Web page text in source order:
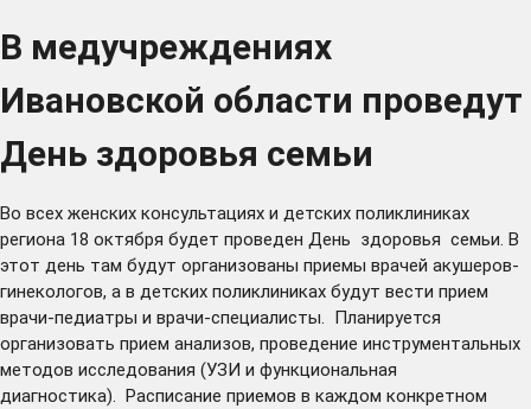
В медучреждениях
Ивановской области проведут
День здоровья семьи
Во всех женских консультациях и детских поликлиниках
региона 18 октября будет проведен День здоровья семьи. В
этот день там будут организованы приемы врачей акушеров-
гинекологов, а в детских поликлиниках будут вести прием
врачи-педиатры и врачи-специалисты. Планируется
организовать прием анализов, проведение инструментальных
методов исследования (УЗИ и функциональная
диагностика). Расписание приемов в каждом конкретном